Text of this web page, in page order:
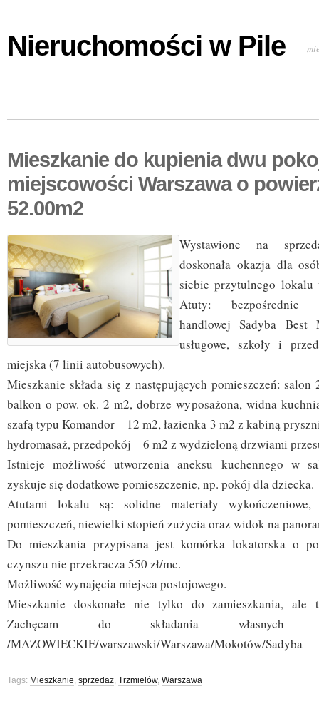
Nieruchomości w Pile
Mieszkanie do kupienia dwu
miejscowości Warszawa o
52.00m2
Wystawione na
doskonała okazja dla
siebie przytulnego
Atuty: bezpośrednie
handlowej Sadyba
usługowe, szkoły i
miejska (7 linii autobusowych).
Mieszkanie składa się z następujących pomieszczeń:
balkon o pow. ok. 2 m2, dobrze wyposażona, widna
szafą typu Komandor – 12 m2, łazienka 3 m2 z kabiną
hydromasaż, przedpokój – 6 m2 z wydzieloną drzwiami
Istnieje możliwość utworzenia aneksu kuchennego w
zyskuje się dodatkowe pomieszczenie, np. pokój dla dziecka.
Atutami lokalu są: solidne materiały wykończeniowe,
pomieszczeń, niewielki stopień zużycia oraz widok na
Do mieszkania przypisana jest komórka lokatorska o
czynszu nie przekracza 550 zł/mc.
Możliwość wynajęcia miejsca postojowego.
Mieszkanie doskonałe nie tylko do zamieszkania, ale
Zachęcam do składania własnych
/MAZOWIECKIE/warszawski/Warszawa/Mokotów/Sadyba
Tags: Mieszkanie, sprzedaż, Trzmielów, Warszawa